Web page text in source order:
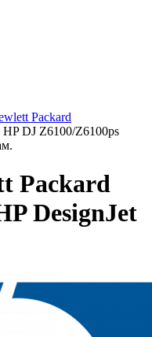
Packard
DJ Z6100/Z6100ps
Packard
DesignJet